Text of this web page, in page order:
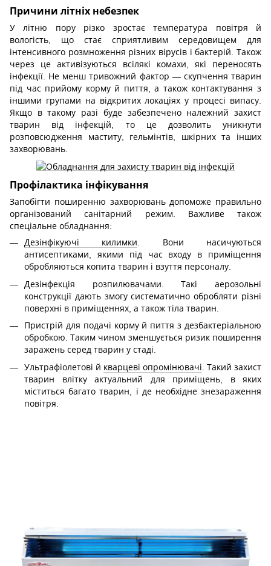
Причини літніх небезпек
У літню пору різко зростає температура повітря й
вологість, що стає сприятливим середовищем для
інтенсивного розмноження різних вірусів і бактерій. Також
через це активізуються всілякі комахи, які переносять
інфекції. Не менш тривожний фактор — скупчення тварин
під час прийому корму й пиття, а також контактування з
іншими групами на відкритих локаціях у процесі випасу.
Якщо в такому разі буде забезпечено належний захист
тварин від інфекцій, то це дозволить уникнути
розповсюдження маститу, гельмінтів, шкірних та інших
захворювань.
Профілактика інфікування
Запобігти поширенню захворювань допоможе правильно
організований санітарний режим. Важливе також
спеціальне обладнання:
Дезінфікуючі килимки. Вони насичуються
антисептиками, якими під час входу в приміщення
обробляються копита тварин і взуття персоналу.
Дезінфекція розпилювачами. Такі аерозольні
конструкції дають змогу систематично обробляти різні
поверхні в приміщеннях, а також тіла тварин.
Пристрій для подачі корму й пиття з дезбактеріальною
обробкою. Таким чином зменшується ризик поширення
заражень серед тварин у стаді.
Ультрафіолетові й кварцеві опромінювачі . Такий захист
тварин влітку актуальний для приміщень, в яких
міститься багато тварин, і де необхідне знезараження
повітря.